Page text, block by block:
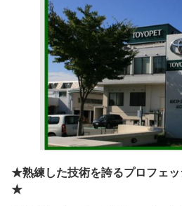
★熟練した技術を誇るプロフェ
★